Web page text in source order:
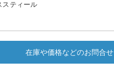
スティール
在庫や価格などのお問合せ